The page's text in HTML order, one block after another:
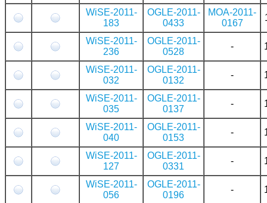
WiSE-2011-
183
OGLE-2011-
0433
MOA-2011-
0167
WiSE-2011-
236
OGLE-2011-
0528
-
WiSE-2011-
032
OGLE-2011-
0132
-
WiSE-2011-
035
OGLE-2011-
0137
-
WiSE-2011-
040
OGLE-2011-
0153
-
WiSE-2011-
127
OGLE-2011-
0331
-
WiSE-2011-
056
OGLE-2011-
0196
-